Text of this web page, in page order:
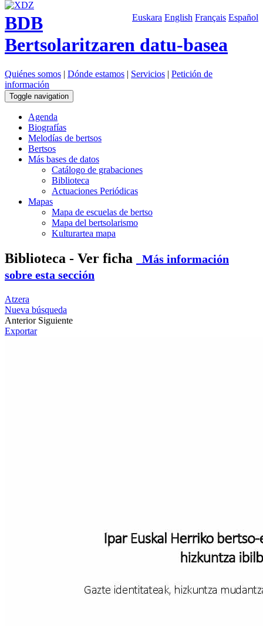
Euskara English Français Español
BDB
Bertsolaritzaren datu-basea
Quiénes somos | Dónde estamos | Servicios | Petición de
información
Toggle navigation
Agenda
Biografías
Melodías de bertsos
Bertsos
Más bases de datos
Catálogo de grabaciones
Biblioteca
Actuaciones Periódicas
Mapas
Mapa de escuelas de bertso
Mapa del bertsolarismo
Kulturartea mapa
Biblioteca - Ver ficha
Más información
sobre esta sección
Atzera
Nueva búsqueda
Anterior Siguiente
Exportar